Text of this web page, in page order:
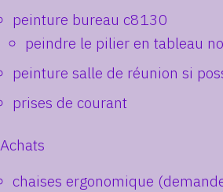
peinture bureau c8130
peindre le pilier en tableau
peinture salle de réunion si
prises de courant
Achats
chaises ergonomique